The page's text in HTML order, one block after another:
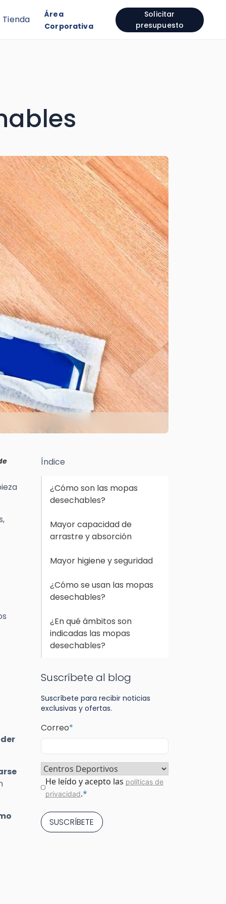
Tienda
Área
Corporativa
Solicitar
presupuesto
Índice
¿Cómo son las mopas
desechables?
Mayor capacidad de
arrastre y absorción
Mayor higiene y seguridad
¿Cómo se usan las mopas
desechables?
¿En qué ámbitos son
indicadas las mopas
desechables?
Suscríbete al blog
Suscríbete para recibir noticias
exclusivas y ofertas.
Correo*
Sector*
Consentimiento*
He leído y acepto las políticas de
privacidad.*